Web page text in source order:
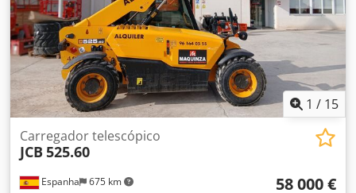
1 / 15
Espanha 675 km
Carregador telescópico
JCB 525.60
58 000 €